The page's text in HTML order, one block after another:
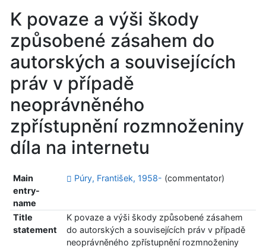
K povaze a výši škody
způsobené zásahem do
autorských a souvisejících
práv v případě
neoprávněného
zpřístupnění rozmnoženiny
díla na internetu
Main
entry-
name
Púry, František, 1958- (commentator)
Title
statement
K povaze a výši škody způsobené zásahem
do autorských a souvisejících práv v případě
neoprávněného zpřístupnění rozmnoženiny